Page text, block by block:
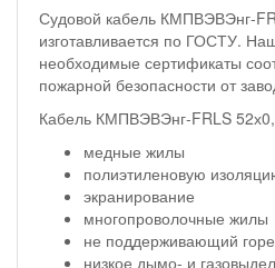
Судовой кабель КМПВЭВЭнг-
изготавливается по ГОСТУ.
необходимые сертификаты
пожарной безопасности от
Кабель КМПВЭВЭнг-FRLS
медные жилы
полиэтиленовую
экранирование
многопроволочные жилы
не поддерживающий
низкое дымо- и